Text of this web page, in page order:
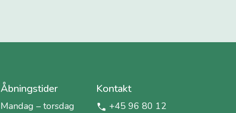
Åbningstider
Mandag – torsdag
Kontakt
+45 96 80 12